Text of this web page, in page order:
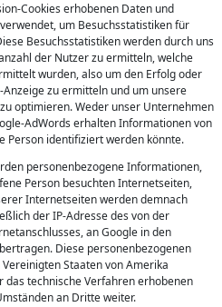
Cookies erhobenen Daten und
um Besuchsstatistiken für
Besuchsstatistiken werden durch uns
der Nutzer zu ermitteln, welche
wurden, also um den Erfolg oder
zu ermitteln und um unsere
optimieren. Weder unser Unternehmen
AdWords erhalten Informationen von
Person identifiziert werden könnte.
personenbezogene Informationen,
Person besuchten Internetseiten,
Internetseiten werden demnach
der IP-Adresse des von der
an Google in den
Diese personenbezogenen
Staaten von Amerika
technische Verfahren erhobenen
an Dritte weiter.